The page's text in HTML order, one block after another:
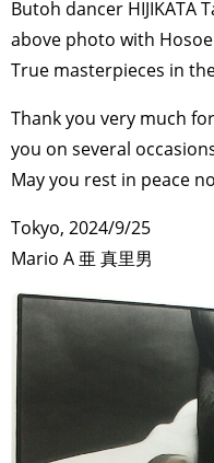
Butoh dancer HIJIKATA
above photo with
True masterpieces in
Thank you very much
you on several
May you rest in peace
Tokyo, 2024/9/25
Mario A 亜 真里男